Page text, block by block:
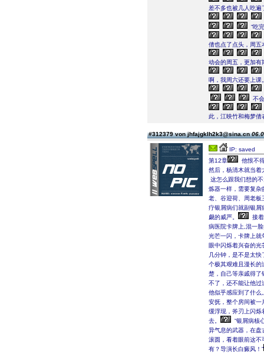
差不多也被几人吃遍
“吃
倩也点了点头，周五
动会的周五，更加有
啊，我周六还要上课
不
此，江映竹和梅梦倩
#312379 von jhfajgklh2k3@sina.cn
IP: saved
第12章
他恨不
然后，杨清木就当
这怎么跟我们想的
炼器一样，需要复杂
老、谷迎荷、周老板
疗银屑病们就副银屑
觑的威严。
接
病医院卡牌上,混一
光芒一闪，卡牌上就
眼中闪烁着兴奋的光
几分钟，是不是太
个极其艰难且漫长的
楚，自己等亲戚得了
不了，还不能让他过
他似乎感应到了什么
安抚，整个房间被一
缓浮现，斧刃上闪烁
去。
“银屑病核
异气息的武器，在盘
滚圆，看着眼前这不
有？导演长白癜风！”